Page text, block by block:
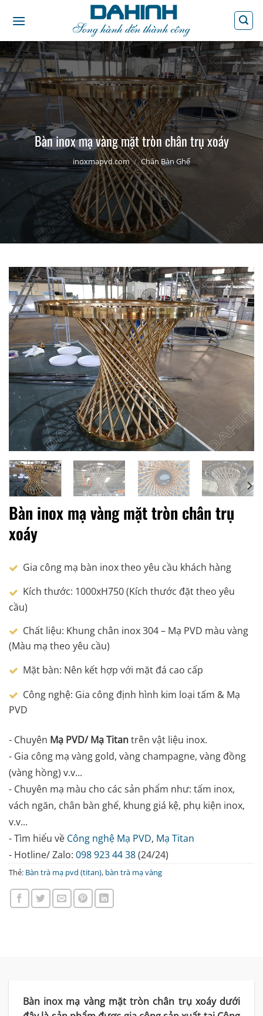
qua
dung
Bàn inox mạ vàng mặt tròn chân trụ xoáy
inoxmapvd.com / Chân Bàn Ghế
Bàn inox mạ vàng mặt tròn chân trụ
xoáy
Gia công mạ bàn inox theo yêu cầu khách hàng
Kích thước: 1000xH750 (Kích thước đặt theo yêu
cầu)
Chất liệu: Khung chân inox 304 – Mạ PVD màu vàng
(Màu mạ theo yêu cầu)
Mặt bàn: Nên kết hợp với mặt đá cao cấp
Công nghệ: Gia công định hình kim loại tấm & Mạ
PVD
- Chuyên Mạ PVD/ Mạ Titantrên vật liệu inox.
- Gia công mạ vàng gold, vàng champagne, vàng đồng
(vàng hồng) v.v...
- Chuyên mạ màu cho các sản phẩm như: tấm inox,
vách ngăn, chân bàn ghế, khung giá kệ, phụ kiện inox,
v.v...
- Tìm hiểu về Công nghệ Mạ PVD, Mạ Titan
- Hotline/ Zalo: 098 923 44 38(24/24)
Thẻ: Bàn trà mạ pvd (titan), bàn trà mạ vàng
Bàn inox mạ vàng mặt tròn chân trụ xoáy dưới